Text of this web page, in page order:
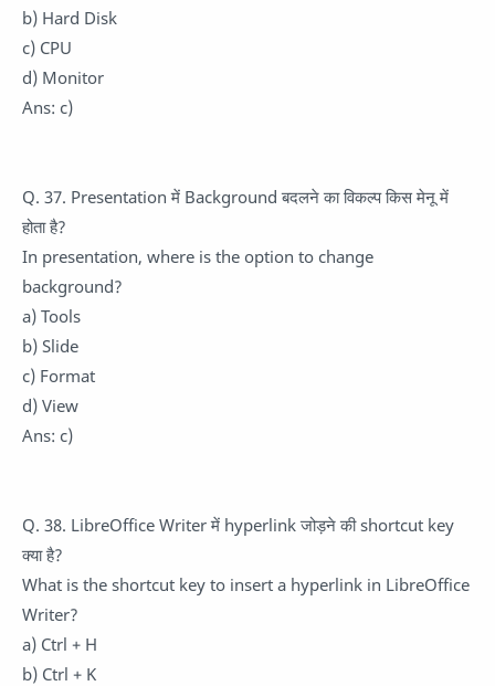
b) Hard Disk
c) CPU
d) Monitor
Ans: c)
Q. 37. Presentation में Background बदलने का विकल्प किस मेनू में
होता है?
In presentation, where is the option to change
background?
a) Tools
b) Slide
c) Format
d) View
Ans: c)
Q. 38. LibreOffice Writer में hyperlink जोड़ने की shortcut key
क्या है?
What is the shortcut key to insert a hyperlink in LibreOffice
Writer?
a) Ctrl + H
b) Ctrl + K